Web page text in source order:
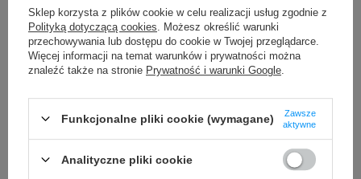
Najniższa cena produktu w
okresie 30 dni przed
wprowadzeniem obniżki:
78,99 zł -30%
-54%
Najniższa cena produktu w
okresie 30 dni przed
wprowadzeniem obniżki:
79,99 zł -7%
Cena regularna:119,99 zł
Sklep korzysta z plików cookie w celu realizacji usług zgodnie z
Polityką dotyczącą cookies . Możesz określić warunki
przechowywania lub dostępu do cookie w Twojej przeglądarce.
Więcej informacji na temat warunków i prywatności można
znaleźć także na stronie Prywatność i warunki Google
Funkcjonalne pliki cookie (wymagane)
Zawsze
aktywne
Analityczne pliki cookie